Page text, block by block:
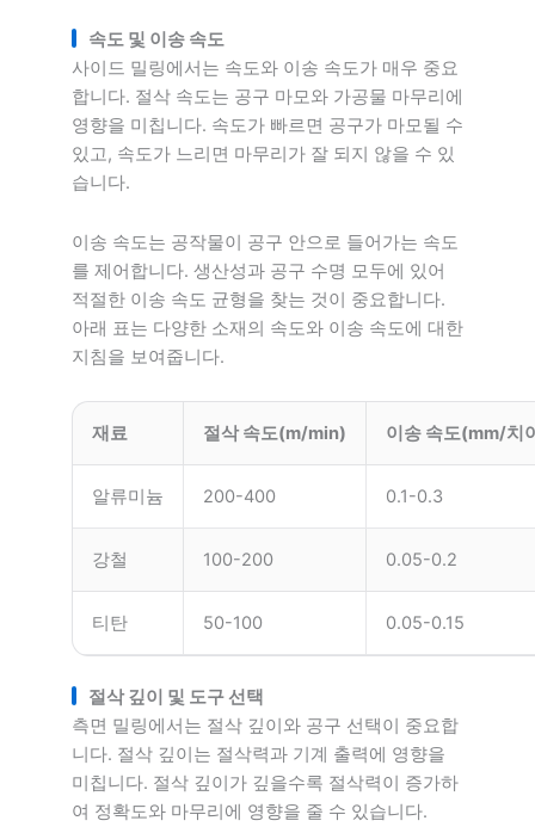
속도 및 이송 속도
사이드 밀링에서는 속도와 이송 속도가 매우 중요
합니다. 절삭 속도는 공구 마모와 가공물 마무리에
영향을 미칩니다. 속도가 빠르면 공구가 마모될 수
있고, 속도가 느리면 마무리가 잘 되지 않을 수 있
습니다.
이송 속도는 공작물이 공구 안으로 들어가는 속도
를 제어합니다. 생산성과 공구 수명 모두에 있어
적절한 이송 속도 균형을 찾는 것이 중요합니다.
아래 표는 다양한 소재의 속도와 이송 속도에 대한
지침을 보여줍니다.
재료 절삭 속도(m/min) 이송 속도(mm/치
알류미늄 200-400 0.1-0.3
강철 100-200 0.05-0.2
티탄 50-100 0.05-0.15
절삭 깊이 및 도구 선택
측면 밀링에서는 절삭 깊이와 공구 선택이 중요합
니다. 절삭 깊이는 절삭력과 기계 출력에 영향을
미칩니다. 절삭 깊이가 깊을수록 절삭력이 증가하
여 정확도와 마무리에 영향을 줄 수 있습니다.